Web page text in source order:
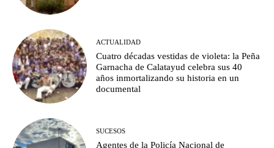
ACTUALIDAD
Cuatro décadas vestidas de violeta: la Peña
Garnacha de Calatayud celebra sus 40
años inmortalizando su historia en un
documental
SUCESOS
Agentes de la Policía Nacional de